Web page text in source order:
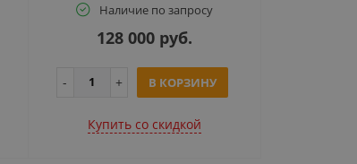
Наличие по запросу
128 000 руб.
В КОРЗИНУ
Купить cо скидкой